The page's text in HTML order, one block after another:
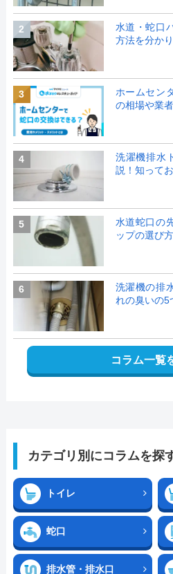
2
水道・蛇口
方法を分か
3
ホームセン
の相場や業
4
洗濯機排水
説！知って
5
水道蛇口の
ップの選び
6
洗濯機の排
れの臭いの5
コラム一覧
カテゴリ別にコラムを探
トイレ
蛇口
排水管・排水口